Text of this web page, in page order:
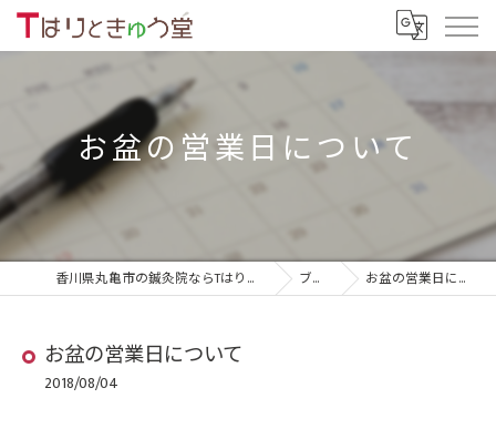
お盆の営業日について
香川県丸亀市の鍼灸院ならTはりときゅう堂 ブログ お盆の営業日について
お盆の営業日について
2018/08/04